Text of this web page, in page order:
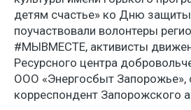
детям счастье» ко Дню защиты
поучаствовали волонтеры
#МЫВМЕСТЕ, активисты
Ресурсного центра
ООО «Энергосбыт Запорожье»,
корреспондент Запорожского